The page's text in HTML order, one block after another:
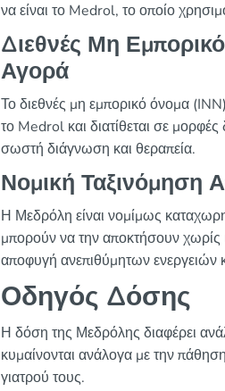
να είναι το Medrol, το οποίο
Διεθνές Μη
Αγορά
Το διεθνές μη εμπορικό όνομα
το Medrol και διατίθεται σε
σωστή διάγνωση και θεραπεία.
Νομική Ταξινόμηση
Η Μεδρόλη είναι νομίμως
μπορούν να την αποκτήσουν χωρίς
αποφυγή ανεπιθύμητων ενεργειών
Οδηγός Δόσης
Η δόση της Μεδρόλης διαφέρει
κυμαίνονται ανάλογα με την
γιατρού τους.